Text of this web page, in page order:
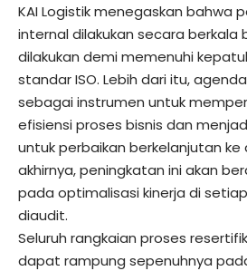
KAI Logistik menegaskan bahwa
internal dilakukan secara
dilakukan demi memenuhi
standar ISO. Lebih dari itu,
sebagai instrumen untuk
efisiensi proses bisnis dan
untuk perbaikan berkelanjutan ke
akhirnya, peningkatan ini akan
pada optimalisasi kinerja di
diaudit.
Seluruh rangkaian proses
dapat rampung sepenuhnya